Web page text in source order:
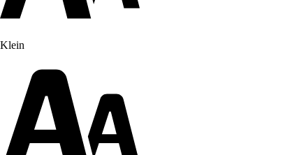
Klein